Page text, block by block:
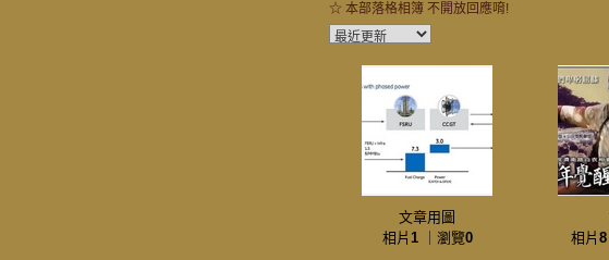
☆ 本部落格相簿 不開放回應唷!
文章用圖
相片 1｜瀏覽0
相片 8